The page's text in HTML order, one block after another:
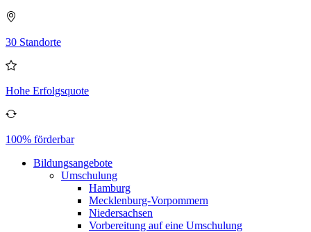
30 Standorte
Hohe Erfolgsquote
100% förderbar
Bildungsangebote
Umschulung
Hamburg
Mecklenburg-Vorpommern
Niedersachsen
Vorbereitung auf eine Umschulung